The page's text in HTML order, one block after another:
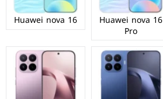
Huawei nova 16
Pro
Huawei nova 16